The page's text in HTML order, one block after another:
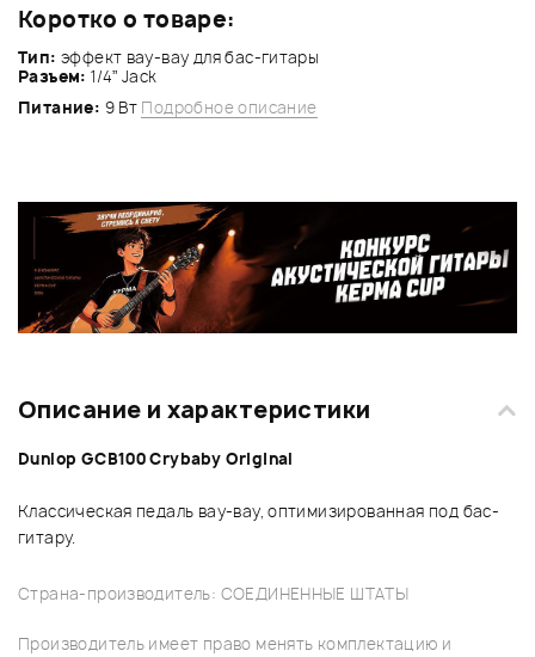
Коротко о товаре:
Тип: эффект вау-вау для бас-гитары
Разъем:1/4”Jack
Питание: 9 Вт Подробное описание
Описание и характеристики
Dunlop GCB100 Crybaby Original
Классическая педаль вау-вау, оптимизированная под бас-
гитару.
Страна-производитель: СОЕДИНЕННЫЕ ШТАТЫ
Производитель имеет право менять комплектацию и